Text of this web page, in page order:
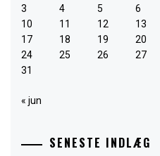
3
4 5 6
10
11 12 13
17
18 19 20
24
25 26 27
31
« jun
SENESTE INDLÆG